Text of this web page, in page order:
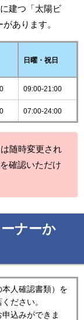
建つ「太陽ビ
あります。
日曜・祝日
09:00-21:00
07:00-24:00
随時変更され
確認いただけ
ナーか
人確認書類）を
ださい。
込みができま